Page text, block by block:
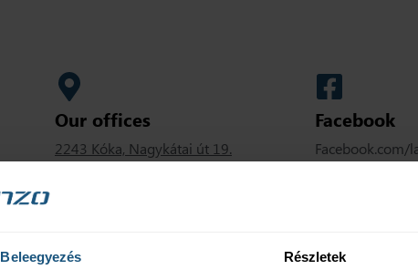
Beleegyezés Részletek
Our offices
2243 Kóka, Nagykátai út 19.
Facebook
Facebook.com/